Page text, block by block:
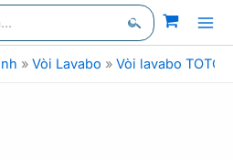
» Vòi Lavabo » Vòi lavabo TOTO